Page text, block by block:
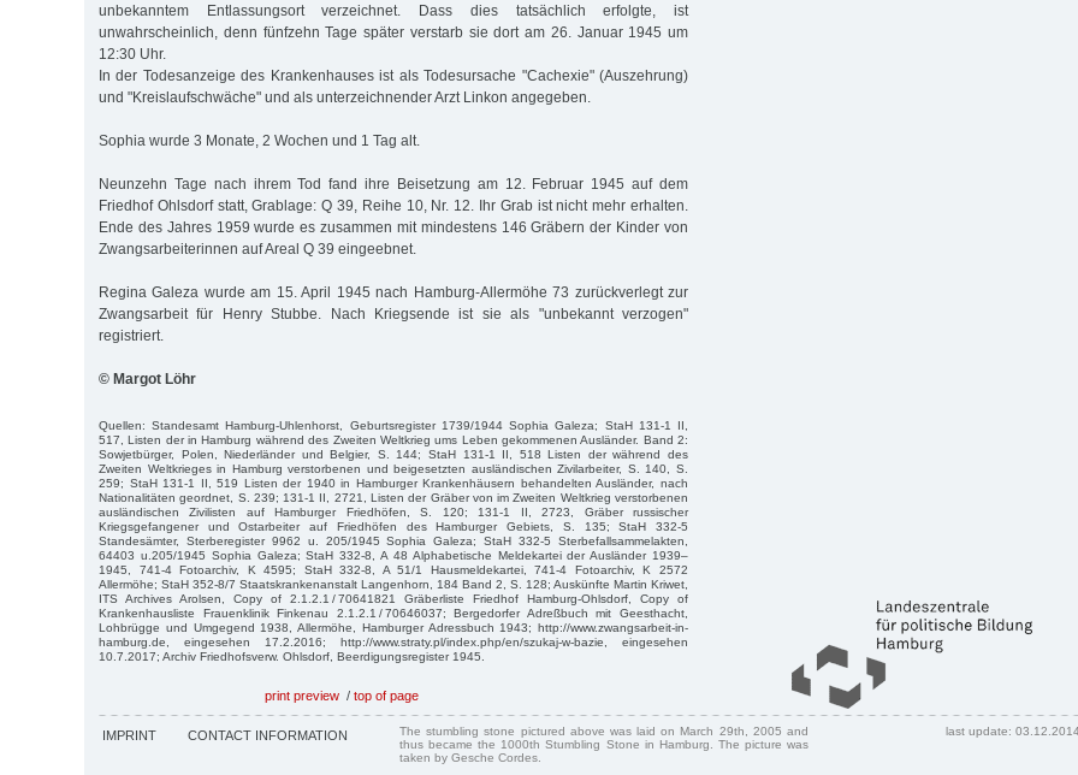
unbekanntem Entlassungsort verzeichnet. Dass dies tatsächlich erfolgte, ist
unwahrscheinlich, denn fünfzehn Tage später verstarb sie dort am 26. Januar 1945 um
12:30 Uhr.
In der Todesanzeige des Krankenhauses ist als Todesursache "Cachexie" (Auszehrung)
und "Kreislaufschwäche" und als unterzeichnender Arzt Linkon angegeben.
Sophia wurde 3 Monate, 2 Wochen und 1 Tag alt.
Neunzehn Tage nach ihrem Tod fand ihre Beisetzung am 12. Februar 1945 auf dem
Friedhof Ohlsdorf statt, Grablage: Q 39, Reihe 10, Nr. 12. Ihr Grab ist nicht mehr erhalten.
Ende des Jahres 1959 wurde es zusammen mit mindestens 146 Gräbern der Kinder von
Zwangsarbeiterinnen auf Areal Q 39 eingeebnet.
Regina Galeza wurde am 15. April 1945 nach Hamburg-Allermöhe 73 zurückverlegt zur
Zwangsarbeit für Henry Stubbe. Nach Kriegsende ist sie als "unbekannt verzogen"
registriert.
© Margot Löhr
Quellen: Standesamt Hamburg-Uhlenhorst, Geburtsregister 1739/1944 Sophia Galeza; StaH 131-1 II,
517, Listen der in Hamburg während des Zweiten Weltkrieg ums Leben gekommenen Ausländer. Band 2:
Sowjetbürger, Polen, Niederländer und Belgier, S. 144; StaH 131-1 II, 518 Listen der während des
Zweiten Weltkrieges in Hamburg verstorbenen und beigesetzten ausländischen Zivilarbeiter, S. 140, S.
259; StaH 131-1 II, 519 Listen der 1940 in Hamburger Krankenhäusern behandelten Ausländer, nach
Nationalitäten geordnet, S. 239; 131-1 II, 2721, Listen der Gräber von im Zweiten Weltkrieg verstorbenen
ausländischen Zivilisten auf Hamburger Friedhöfen, S. 120; 131-1 II, 2723, Gräber russischer
Kriegsgefangener und Ostarbeiter auf Friedhöfen des Hamburger Gebiets, S. 135; StaH 332-5
Standesämter, Sterberegister 9962 u. 205/1945 Sophia Galeza; StaH 332-5 Sterbefallsammelakten,
64403 u.205/1945 Sophia Galeza; StaH 332-8, A 48 Alphabetische Meldekartei der Ausländer 1939–
1945, 741-4 Fotoarchiv, K 4595; StaH 332-8, A 51/1 Hausmeldekartei, 741-4 Fotoarchiv, K 2572
Allermöhe; StaH 352-8/7 Staatskrankenanstalt Langenhorn, 184 Band 2, S. 128; Auskünfte Martin Kriwet,
ITS Archives Arolsen, Copy of 2.1.2.1 / 70641821 Gräberliste Friedhof Hamburg-Ohlsdorf, Copy of
Krankenhausliste Frauenklinik Finkenau 2.1.2.1 / 70646037; Bergedorfer Adreßbuch mit Geesthacht,
Lohbrügge und Umgegend 1938, Allermöhe, Hamburger Adressbuch 1943; http://www.zwangsarbeit-in-
hamburg.de, eingesehen 17.2.2016; http://www.straty.pl/index.php/en/szukaj-w-bazie, eingesehen
10.7.2017; Archiv Friedhofsverw. Ohlsdorf, Beerdigungsregister 1945.
print preview / top of page
IMPRINT CONTACT INFORMATION
The stumbling stone pictured above was laid on March 29th, 2005 and
thus became the 1000th Stumbling Stone in Hamburg. The picture was
taken by Gesche Cordes.
last update: